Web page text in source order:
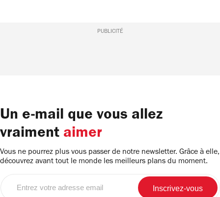
PUBLICITÉ
Un e-mail que vous allez
vraiment aimer
Vous ne pourrez plus vous passer de notre newsletter. Grâce à elle,
découvrez avant tout le monde les meilleurs plans du moment.